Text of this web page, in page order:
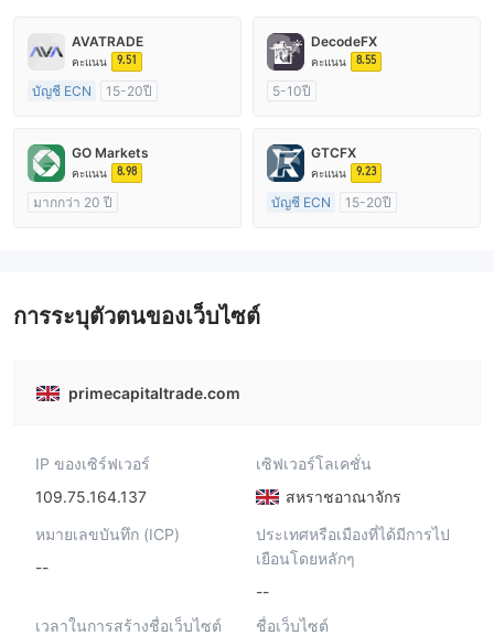
AVATRADE
คะแนน 9.51
บัญชี ECN
15-20ปี
ใบอนุญาต MT4 แบบเต็ม
DecodeFX
คะแนน 8.55
5-10ปี
ใบอนุญาต MT4 แบบเต็ม
GO Markets
คะแนน 8.98
มากกว่า 20 ปี
GTCFX
คะแนน 9.23
บัญชี ECN
15-20ปี
การระบุตัวตนของเว็บไซต์
primecapitaltrade.com
IP ของเซิร์ฟเวอร์
109.75.164.137
เซิฟเวอร์โลเคชั่น
สหราชอาณาจักร
หมายเลขบันทึก (ICP)
--
ประเทศหรือเมืองที่ได้มีการไป
เยือนโดยหลักๆ
--
เวลาในการสร้างชื่อเว็บไซต์
ชื่อเว็บไซต์